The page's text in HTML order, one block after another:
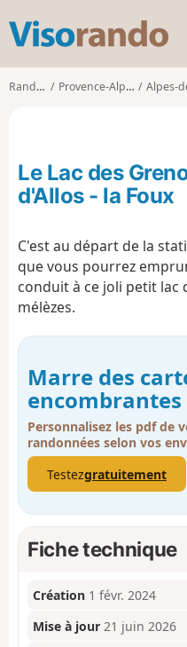
s
o
o
Randonnées Provence-Alpes-Côte d'Azur Alpes-de-Haute-
Le Lac des
d'Allos - la Foux
C'est au départ de la
que vous pourrez
conduit à ce joli petit lac
mélèzes.
Marre des
encombrantes
Personnalisez les pdf de
randonnées selon vos
Testezgratuitement
Fiche technique
Création 1 févr. 2024
Mise à jour 21 juin 2026